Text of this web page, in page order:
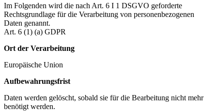
Im Folgenden wird die nach Art. 6 I 1 DSGVO geforderte
Rechtsgrundlage für die Verarbeitung von personenbezogenen
Daten genannt.
Art. 6 (1) (a) GDPR
Ort der Verarbeitung
Europäische Union
Aufbewahrungsfrist
Daten werden gelöscht, sobald sie für die Bearbeitung nicht mehr
benötigt werden.